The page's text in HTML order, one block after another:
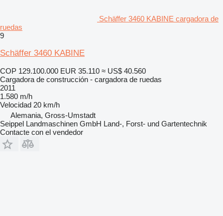
Schäffer 3460 KABINE cargadora de
ruedas
9
Schäffer 3460 KABINE
COP 129.100.000 EUR 35.110 ≈ US$ 40.560
Cargadora de construcción - cargadora de ruedas
2011
1.580 m/h
Velocidad 20 km/h
Alemania, Gross-Umstadt
Seippel Landmaschinen GmbH Land-, Forst- und Gartentechnik
Contacte con el vendedor